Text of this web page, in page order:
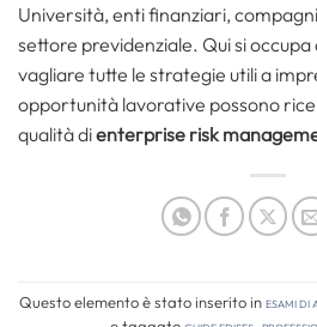
Università, enti finanziari,
settore previdenziale. Qui si occupa
vagliare tutte le strategie utili a
opportunità lavorative possono
qualità dienterprise risk
Questo elemento è stato inserito inEsami